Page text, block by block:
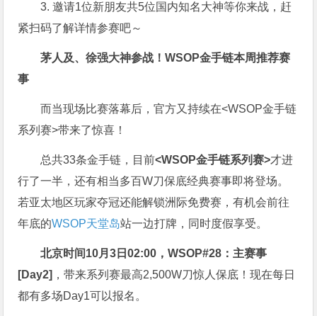
3. 邀请1位新朋友共5位国内知名大神等你来战，赶
紧扫码了解详情参赛吧～
茅人及、徐强大神参战！WSOP金手链本周推荐赛
事
而当现场比赛落幕后，官方又持续在<WSOP金手链
系列赛>带来了惊喜！
总共33条金手链，目前<WSOP金手链系列赛>才进
行了一半，还有相当多百W刀保底经典赛事即将登场。
若亚太地区玩家夺冠还能解锁洲际免费赛，有机会前往
年底的WSOP天堂岛站一边打牌，同时度假享受。
北京时间10月3日02:00，WSOP#28：主赛事
[Day2] ，带来系列赛最高2,500W刀惊人保底！现在每日
都有多场Day1可以报名。